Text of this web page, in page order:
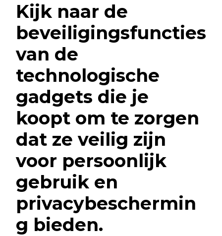
Kijk naar de
beveiligingsfuncties
van de
technologische
gadgets die je
koopt om te zorgen
dat ze veilig zijn
voor persoonlijk
gebruik en
privacybeschermin
g bieden.